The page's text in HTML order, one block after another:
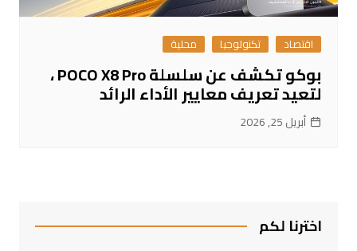
اقتصاد تكنولوجيا محلية
بوكو تكشف عن سلسلة POCO X8 Pro ،
لتعيد تعريف معايير الأداء الرائد
أبريل 25, 2026
اخترنا لكم